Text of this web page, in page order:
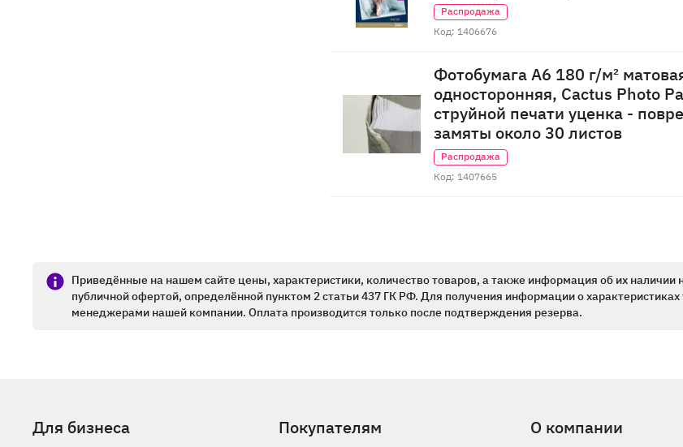
Распродажа
Код: 1406676
Фотобумага A6 180 г/м²
односторонняя, Cactus Photo
струйной печати уценка -
замяты около 30 листов
Распродажа
Код: 1407665
Приведённые на нашем сайте цены, характеристики, количество товаров, а также информация об их наличии
публичной офертой, определённой пунктом 2 статьи 437 ГК РФ. Для получения информации о
менеджерами нашей компании. Оплата производится только после подтверждения резерва.
Для бизнеса Покупателям О компании